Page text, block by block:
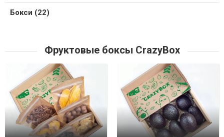
Бокси (22)
Фруктовые боксы CrazyBox